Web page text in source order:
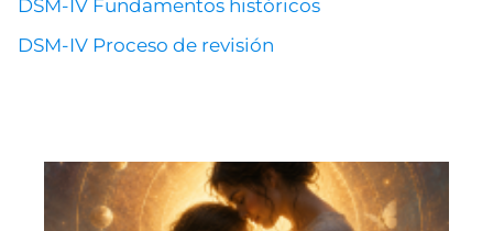
DSM-IV Fundamentos históricos
DSM-IV Proceso de revisión